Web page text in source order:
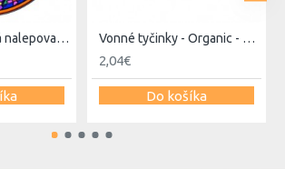
Mandala okenná nalepovacia - Magický Jednorožec Vonné tyčinky - Organic - Santal
2,04€
Do košíka